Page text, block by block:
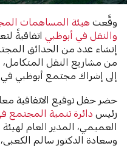
وقَّعت هيئة المساهمات
والنقل في أبوظبي اتفاقيةً
إنشاء عدد من الحدائق
من مشاريع النقل المتكامل،
إلى إشراك مجتمع أبوظبي في
حضر حفل توقيع الاتفاقية
رئيس دائرة تنمية المجتمع
العميمي، المدير العام
وسعادة الدكتور سالم